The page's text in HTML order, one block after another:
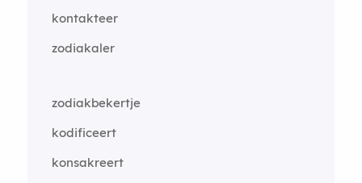
kontakteer
zodiakaler
zodiakbekertje
kodificeert
konsakreert